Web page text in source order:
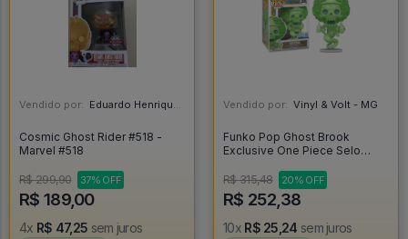
Vendido por: Eduardo Henrique - SP
Cosmic Ghost Rider #518 -
Marvel #518
R$ 299,90 37% OFF
R$ 189,00
4x R$ 47,25 sem juros
Vendido por: Vinyl & Volt - MG
Funko Pop Ghost Brook
Exclusive One Piece Selo
- One Piece #2325
R$ 315,48 20% OFF
R$ 252,38
10x R$ 25,24 sem juros